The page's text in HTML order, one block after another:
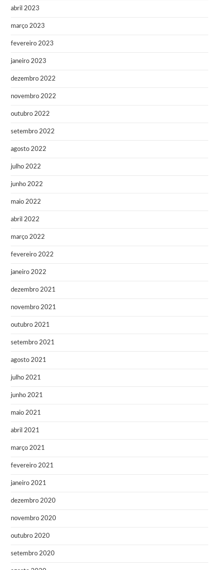
abril 2023
março 2023
fevereiro 2023
janeiro 2023
dezembro 2022
novembro 2022
outubro 2022
setembro 2022
agosto 2022
julho 2022
junho 2022
maio 2022
abril 2022
março 2022
fevereiro 2022
janeiro 2022
dezembro 2021
novembro 2021
outubro 2021
setembro 2021
agosto 2021
julho 2021
junho 2021
maio 2021
abril 2021
março 2021
fevereiro 2021
janeiro 2021
dezembro 2020
novembro 2020
outubro 2020
setembro 2020